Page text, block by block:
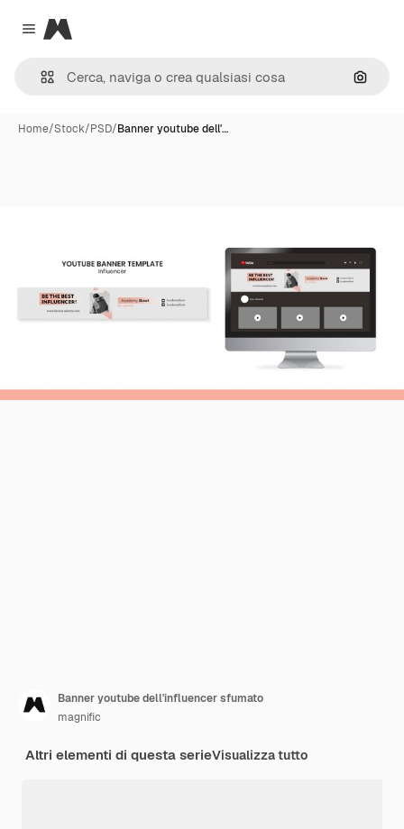
Close menu
Magnific
Cerca
Home/Stock/PSD/Banner youtube dell'…
Banner youtube dell'influencer sfumato
magnific
Altri elementi di questa serieVisualizza tutto